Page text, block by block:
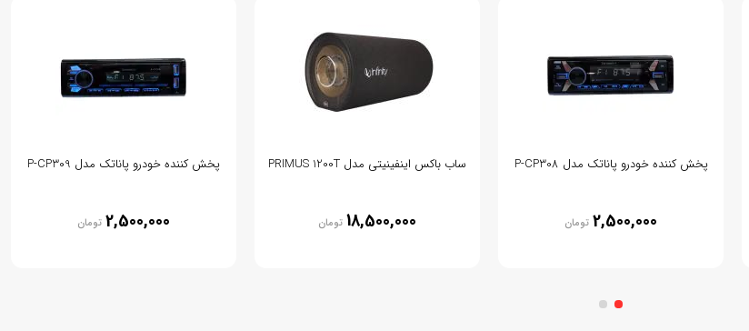
پخش کننده خودرو پاناتک مدل P-CP308
2,500,000 تومان
ساب باکس اینفینیتی مدل PRIMUS 1200T
18,500,000 تومان
پخش کننده خودرو پاناتک مدل P-CP309
2,500,000 تومان